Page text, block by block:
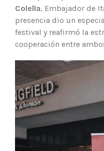
Colella, Embajador de
presencia dio un
festival y reafirmó la
cooperación entre